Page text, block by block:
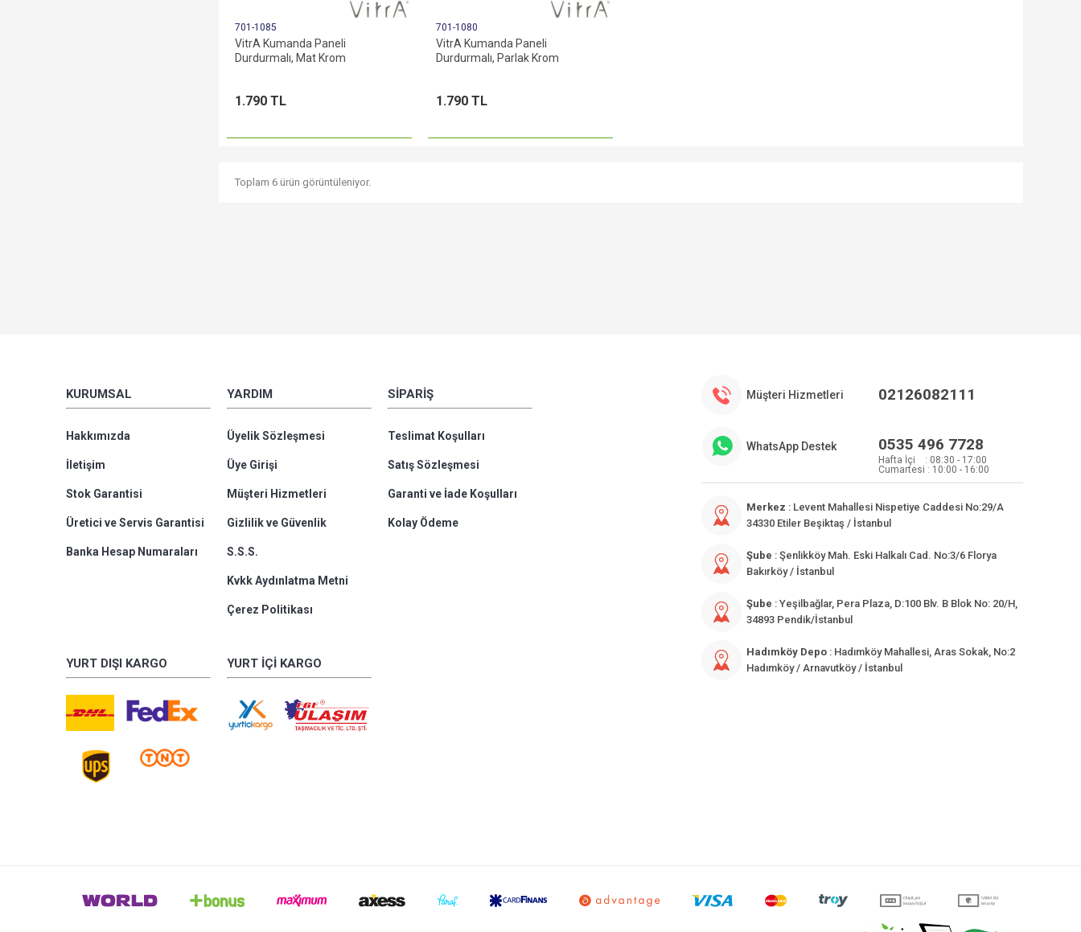
701-1085
VitrA Kumanda Paneli
Durdurmalı, Mat Krom
1.790 TL
701-1080
VitrA Kumanda Paneli
Durdurmalı, Parlak Krom
1.790 TL
Toplam 6 ürün görüntüleniyor.
KURUMSAL
Hakkımızda
İletişim
Stok Garantisi
Üretici ve Servis Garantisi
Banka Hesap Numaraları
YARDIM
Üyelik Sözleşmesi
Üye Girişi
Müşteri Hizmetleri
Gizlilik ve Güvenlik
S.S.S.
Kvkk Aydınlatma Metni
Çerez Politikası
SIPARIŞ
Teslimat Koşulları
Satış Sözleşmesi
Garanti ve İade Koşulları
Kolay Ödeme
Müşteri Hizmetleri 02126082111
WhatsApp Destek 0535 496 7728
Hafta İçi : 08:30 - 17:00
Cumartesi : 10:00 - 16:00
Merkez : Levent Mahallesi Nispetiye Caddesi No:29/A
34330 Etiler Beşiktaş / İstanbul
Şube : Şenlikköy Mah. Eski Halkalı Cad. No:3/6 Florya
Bakırköy / İstanbul
Şube : Yeşilbağlar, Pera Plaza, D:100 Blv. B Blok No: 20/H,
34893 Pendik/İstanbul
Hadımköy Depo : Hadımköy Mahallesi, Aras Sokak, No:2
Hadımköy / Arnavutköy / İstanbul
YURT DIŞI KARGO YURT İÇI KARGO